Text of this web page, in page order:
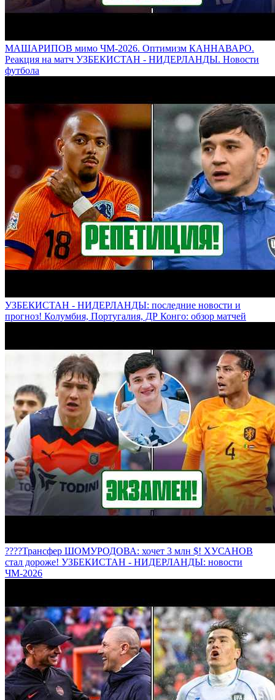
МАШАРИПОВ мимо ЧМ-2026. Оптимизм КАННАВАРО.
Реакция на матч УЗБЕКИСТАН - НИДЕРЛАНДЫ. Новости
футбола
УЗБЕКИСТАН - НИДЕРЛАНДЫ: последние новости и
прогноз! Колумбия, Португалия, ДР Конго: обзор матчей
????Трансфер ШОМУРОДОВА: хочет 3 млн $! ХУСАНОВ
стал дороже! УЗБЕКИСТАН - НИДЕРЛАНДЫ: новости
ЧМ-2026